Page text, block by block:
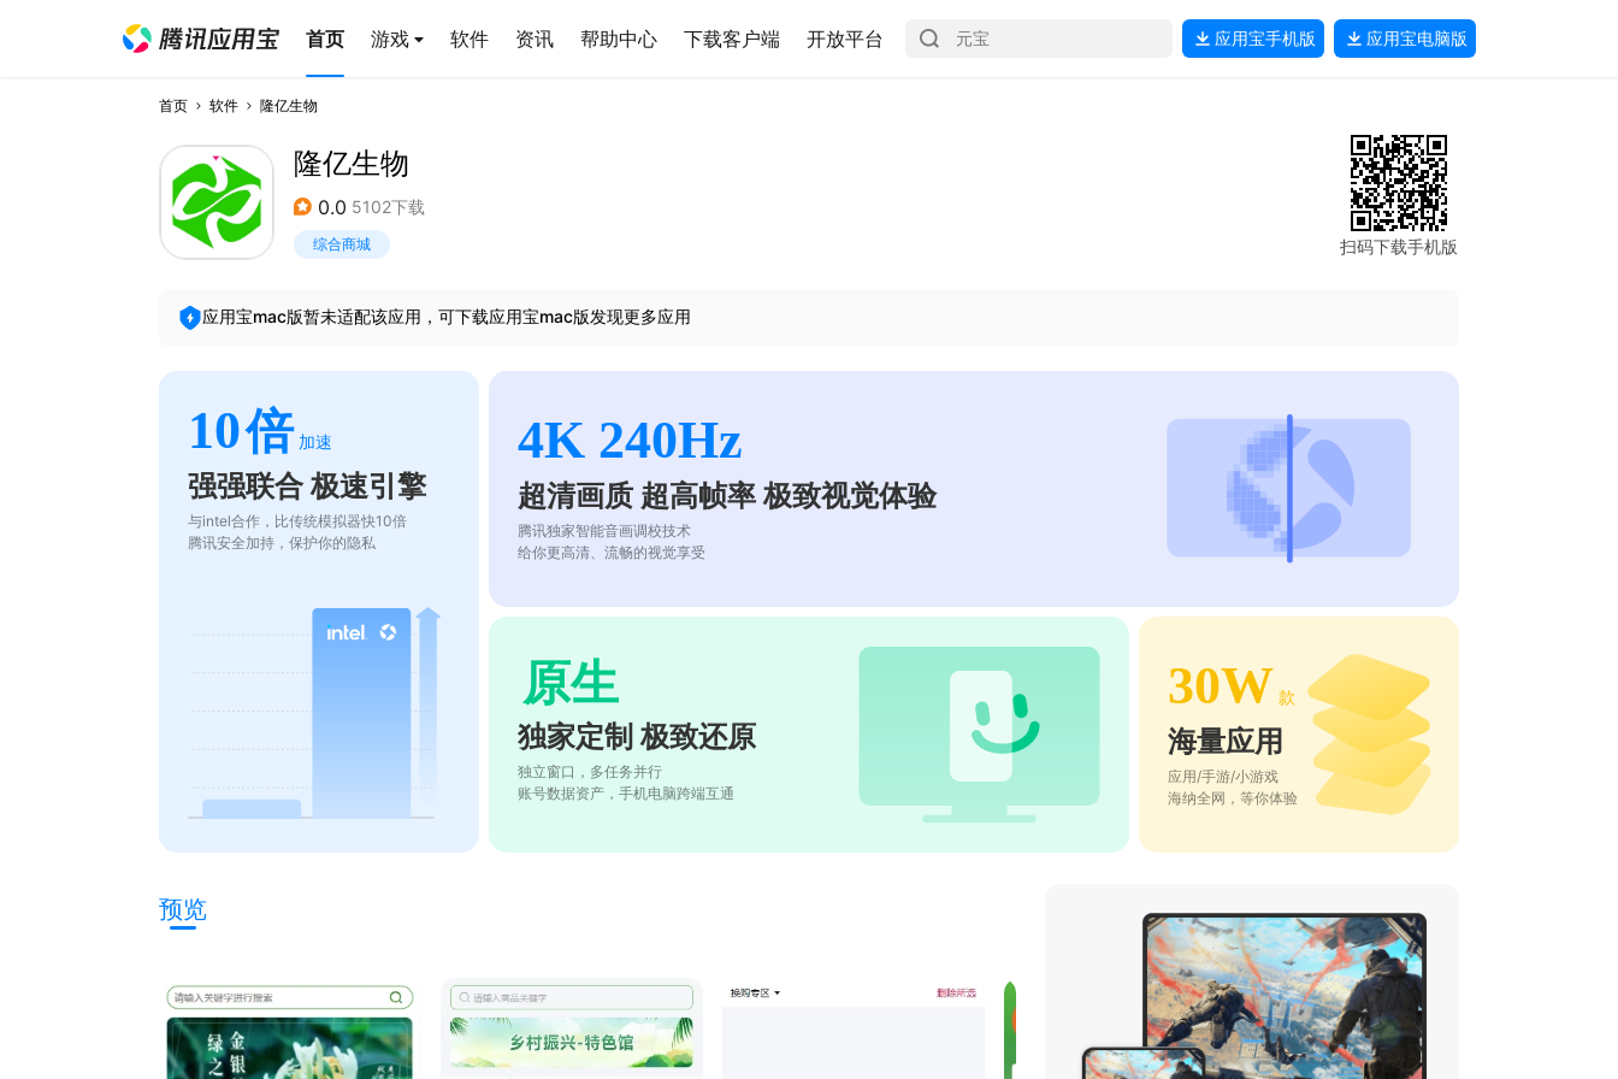
首页 游戏 软件 资讯 帮助中心 下载客户端 开放平台 应用宝手机版 应用宝电脑版
首页 软件 隆亿生物
隆亿生物
0.0 5102下载
综合商城 扫码下载手机版
应用宝mac版暂未适配该应用，可下载应用宝mac版发现更多应用
10倍 加速
强强联合 极速引擎
与intel合作，比传统模拟器快10倍
腾讯安全加持，保护你的隐私
4K 240Hz
超清画质 超高帧率 极致视觉体验
腾讯独家智能音画调校技术
给你更高清、流畅的视觉享受
原生
独家定制 极致还原
独立窗口，多任务并行
账号数据资产，手机电脑跨端互通
30W 款
海量应用
应用/手游/小游戏
海纳全网，等你体验
预览